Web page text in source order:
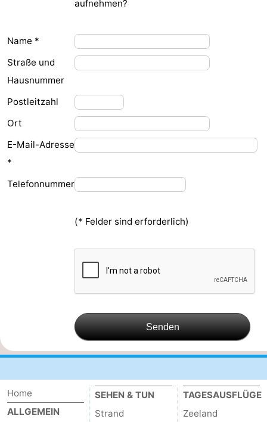
Vlissingen
Résidence
Dishoek
Strandcamping
Valkenisse
-
Strandpark
-
Westduin
Hotels
Zimmer
Aussichtspunkte
-
Indoor-
-
aufnehmen?
Name *
Straße und
Hausnummer
Postleitzahl
Ort
E-Mail-Adresse
*
Telefonnummer
(* Felder sind erforderlich)
Senden
Home
ALLGEMEIN
SEHEN & TUN
Strand
TAGESAUSFLÜGE
Zeeland